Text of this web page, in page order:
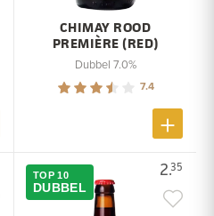
CHIMAY ROOD
PREMIÈRE (RED)
Dubbel 7.0%
7.4
2.35
TOP 10
DUBBEL